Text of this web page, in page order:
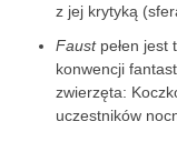
z jej krytyką
Faustpełen jest
konwencji
zwierzęta:
uczestników